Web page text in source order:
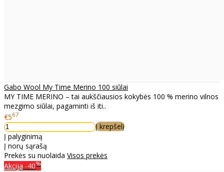
Gabo Wool My Time Merino 100 siūlai
MY TIME MERINO – tai aukščiausios kokybės 100 % merino vilnos
mezgimo siūlai, pagaminti iš iti..
€567
Į krepšelį
Į palyginimą
Į norų sąrašą
Prekės su nuolaida Visos prekės
Akcija -40%